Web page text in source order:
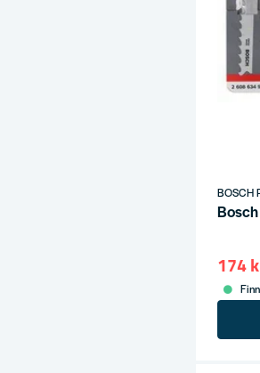
BOSCH
174